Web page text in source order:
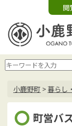
音声読み上
背景色変更
小鹿野町 >暮らし
町営バ